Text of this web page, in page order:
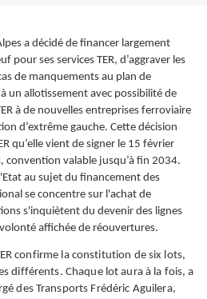
a décidé de financer largement
pour ses services TER, d’aggraver les
de manquements au plan de
un allotissement avec possibilité de
à de nouvelles entreprises ferroviaire
d’extrême gauche. Cette décision
qu’elle vient de signer le 15 février
convention valable jusqu’à fin 2034.
au sujet du financement des
se concentre sur l'achat de
s'inquiètent du devenir des lignes
affichée de réouvertures.
confirme la constitution de six lots,
différents. Chaque lot aura à la fois, a
des Transports Frédéric Aguilera,